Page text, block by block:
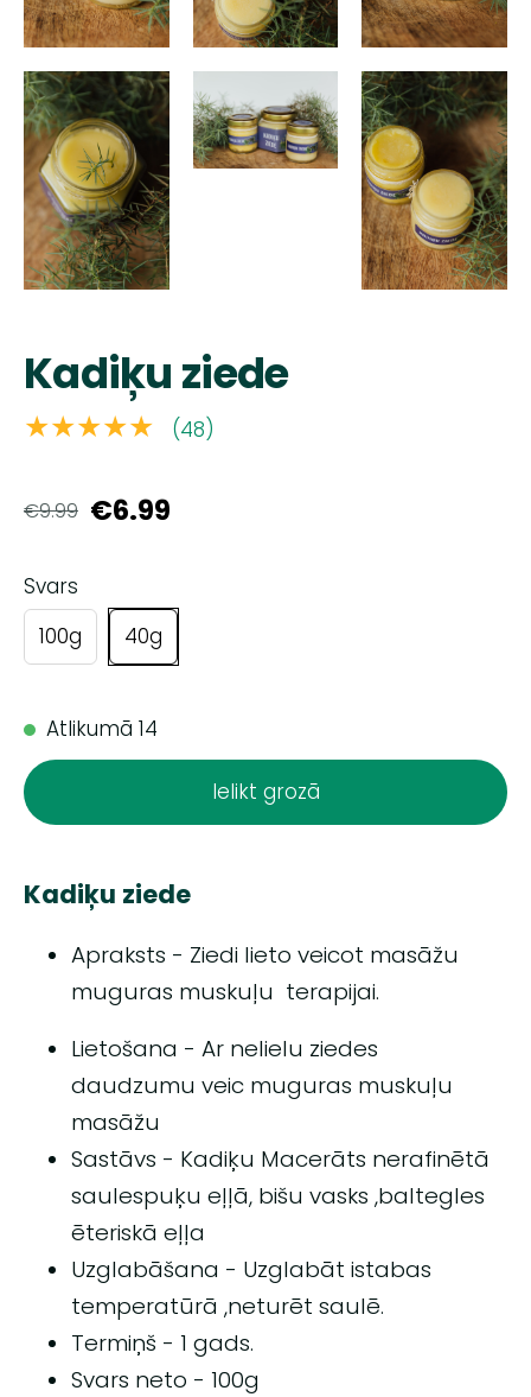
Kadiķu ziede
★★★★★ (48)
€9.99 €6.99
Svars
100g
40g
Atlikumā 14
Ielikt grozā
Kadiķu ziede
Apraksts - Ziedi lieto veicot masāžu
muguras muskuļu terapijai.
Lietošana - Ar nelielu ziedes
daudzumu veic muguras muskuļu
masāžu
Sastāvs - Kadiķu Macerāts nerafinētā
saulespuķu eļļā, bišu vasks ,baltegles
ēteriskā eļļa
Uzglabāšana - Uzglabāt istabas
temperatūrā ,neturēt saulē.
Termiņš - 1 gads.
Svars neto - 100g